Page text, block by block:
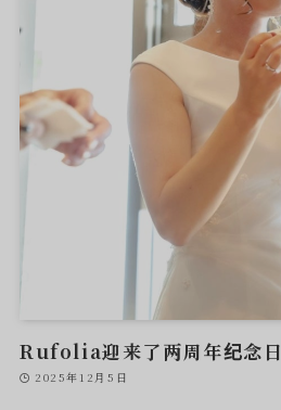
Rufolia迎来了两周年纪念日
2025年12月5日